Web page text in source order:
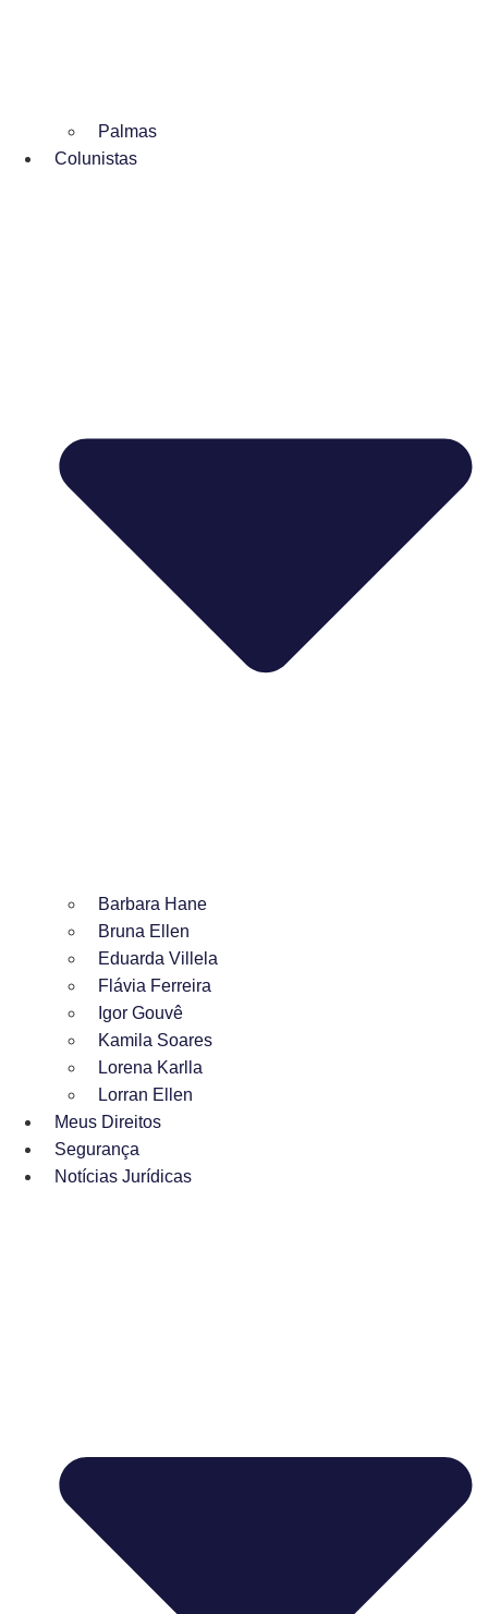
Palmas
Colunistas
Barbara Hane
Bruna Ellen
Eduarda Villela
Flávia Ferreira
Igor Gouvê
Kamila Soares
Lorena Karlla
Lorran Ellen
Meus Direitos
Segurança
Notícias Jurídicas